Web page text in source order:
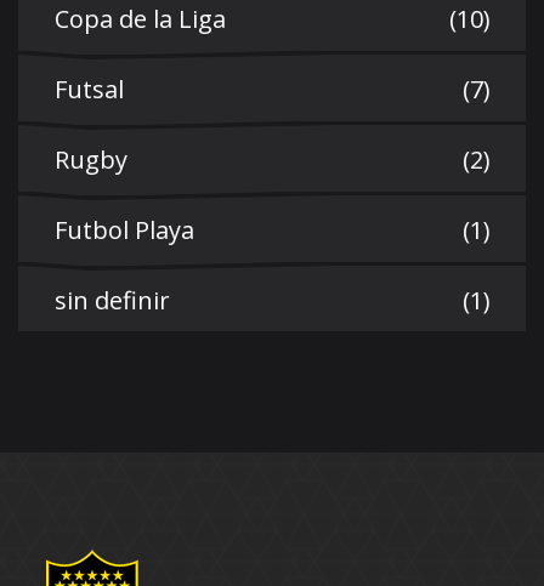
Copa de la Liga (10)
Futsal (7)
Rugby (2)
Futbol Playa (1)
sin definir (1)